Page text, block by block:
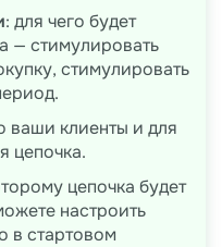
: для чего будет
— стимулировать
стимулировать
ваши клиенты и для
цепочка.
цепочка будет
настроить
в стартовом